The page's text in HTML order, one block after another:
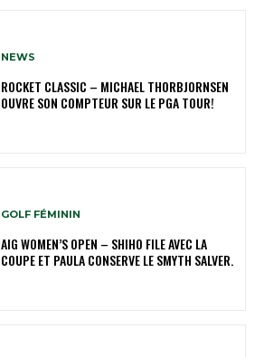
NEWS
ROCKET CLASSIC – MICHAEL THORBJORNSEN
OUVRE SON COMPTEUR SUR LE PGA TOUR!
GOLF FÉMININ
AIG WOMEN’S OPEN – SHIHO FILE AVEC LA
COUPE ET PAULA CONSERVE LE SMYTH SALVER.